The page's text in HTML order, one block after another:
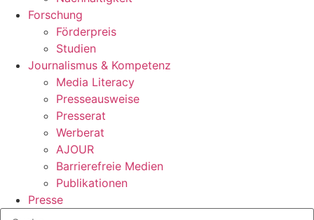
Forschung
Förderpreis
Studien
Journalismus & Kompetenz
Media Literacy
Presseausweise
Presserat
Werberat
AJOUR
Barrierefreie Medien
Publikationen
Presse